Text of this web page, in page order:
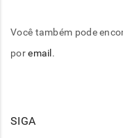
Você também pode
poremail.
SIGA